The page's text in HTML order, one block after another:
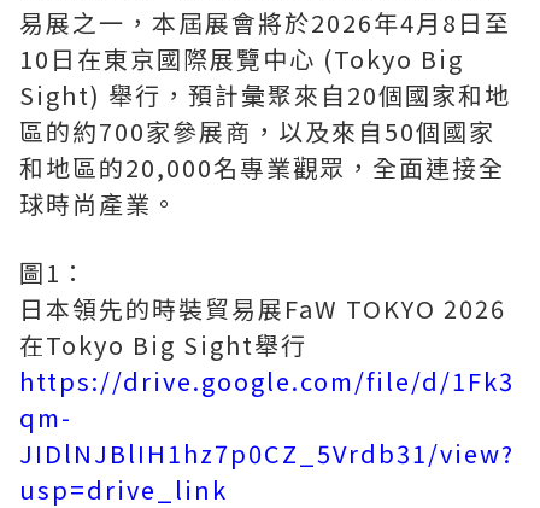
易展之一，本屆展會將於2026年4月8日至
10日在東京國際展覽中心 (Tokyo Big
Sight) 舉行，預計彙聚來自20個國家和地
區的約700家參展商，以及來自50個國家
和地區的20,000名專業觀眾，全面連接全
球時尚產業。
圖1：
日本領先的時裝貿易展FaW TOKYO 2026
在Tokyo Big Sight舉行
https://drive.google.com/file/d/1Fk3
qm-
JIDlNJBlIH1hz7p0CZ_5Vrdb31/view?
usp=drive_link